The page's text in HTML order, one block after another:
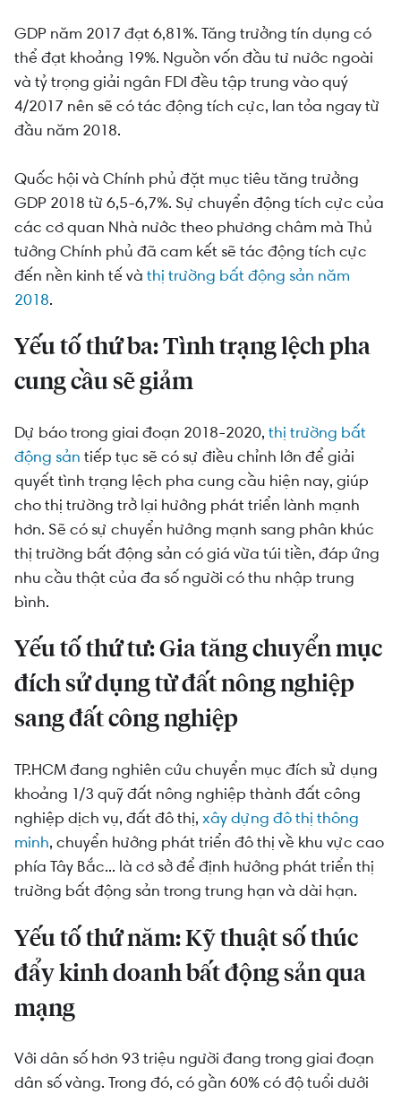
GDP năm 2017 đạt 6,81%. Tăng trưởng tín dụng có
thể đạt khoảng 19%. Nguồn vốn đầu tư nước ngoài
và tỷ trọng giải ngân FDI đều tập trung vào quý
4/2017 nên sẽ có tác động tích cực, lan tỏa ngay từ
đầu năm 2018.
Quốc hội và Chính phủ đặt mục tiêu tăng trưởng
GDP 2018 từ 6,5-6,7%. Sự chuyển động tích cực của
các cơ quan Nhà nước theo phương châm mà Thủ
tướng Chính phủ đã cam kết sẽ tác động tích cực
đến nền kinh tế và thị trường bất động sản năm
2018.
Yếu tố thứ ba: Tình trạng lệch pha
cung cầu sẽ giảm
Dự báo trong giai đoạn 2018-2020, thị trường bất
động sản tiếp tục sẽ có sự điều chỉnh lớn để giải
quyết tình trạng lệch pha cung cầu hiện nay, giúp
cho thị trường trở lại hướng phát triển lành mạnh
hơn. Sẽ có sự chuyển hướng mạnh sang phân khúc
thị trường bất động sản có giá vừa túi tiền, đáp ứng
nhu cầu thật của đa số người có thu nhập trung
bình.
Yếu tố thứ tư: Gia tăng chuyển mục
đích sử dụng từ đất nông nghiệp
sang đất công nghiệp
TP.HCM đang nghiên cứu chuyển mục đích sử dụng
khoảng 1/3 quỹ đất nông nghiệp thành đất công
nghiệp dịch vụ, đất đô thị, xây dựng đô thị thông
minh, chuyển hướng phát triển đô thị về khu vực cao
phía Tây Bắc... là cơ sở để định hướng phát triển thị
trường bất động sản trong trung hạn và dài hạn.
Yếu tố thứ năm: Kỹ thuật số thúc
đẩy kinh doanh bất động sản qua
mạng
Với dân số hơn 93 triệu người đang trong giai đoạn
dân số vàng. Trong đó, có gần 60% có độ tuổi dưới